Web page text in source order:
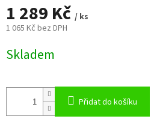
1 289 Kč / ks
1 065 Kč bez DPH
cena:
Skladem
Přidat do košíku